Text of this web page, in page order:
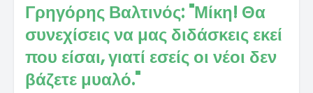
Γρηγόρης Βαλτινός: "Μίκη! Θα
συνεχίσεις να μας διδάσκεις εκεί
που είσαι, γιατί εσείς οι νέοι δεν
βάζετε μυαλό."